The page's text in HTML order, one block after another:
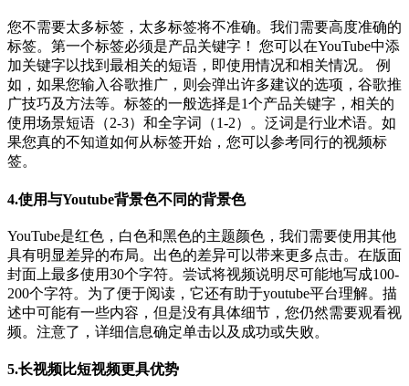
您不需要太多标签，太多标签将不准确。我们需要高度准确的
标签。第一个标签必须是产品关键字！ 您可以在YouTube中添
加关键字以找到最相关的短语，即使用情况和相关情况。 例
如，如果您输入谷歌推广，则会弹出许多建议的选项，谷歌推
广技巧及方法等。 标签的一般选择是1个产品关键字，相关的
使用场景短语（2-3）和全字词（1-2）。泛词是行业术语。如
果您真的不知道如何从标签开始，您可以参考同行的视频标
签。
4.使用与Youtube背景色不同的背景色
YouTube是红色，白色和黑色的主题颜色，我们需要使用其他
具有明显差异的布局。出色的差异可以带来更多点击。在版面
封面上最多使用30个字符。尝试将视频说明尽可能地写成100-
200个字符。为了便于阅读，它还有助于youtube平台理解。描
述中可能有一些内容，但是没有具体细节，您仍然需要观看视
频。注意了，详细信息确定单击以及成功或失败。
5.长视频比短视频更具优势